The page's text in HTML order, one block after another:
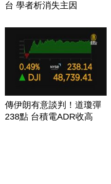
台 學者析消失主因
傳伊朗有意談判！道瓊彈
238點 台積電ADR收高